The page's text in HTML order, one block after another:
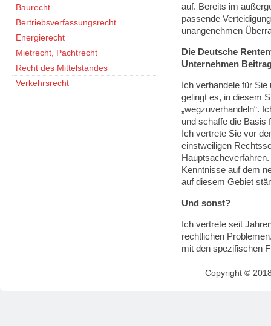
auf. Bereits im
passende
unangenehmen
Die Deutsche
Unternehmen
Ich verhandele für
gelingt es, in diesem
„wegzuverhandeln“.
und schaffe die Basis
Ich vertrete Sie vor
einstweiligen
Kenntnisse auf dem
auf diesem Gebiet
Und sonst?
Ich vertrete seit
rechtlichen
mit den spezifischen
Baurecht
Bertriebsverfassungsrecht
Energierecht
Mietrecht, Pachtrecht
Recht des Mittelstandes
Verkehrsrecht
Copyright ©